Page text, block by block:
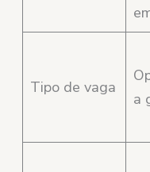
Tipo de vaga
a